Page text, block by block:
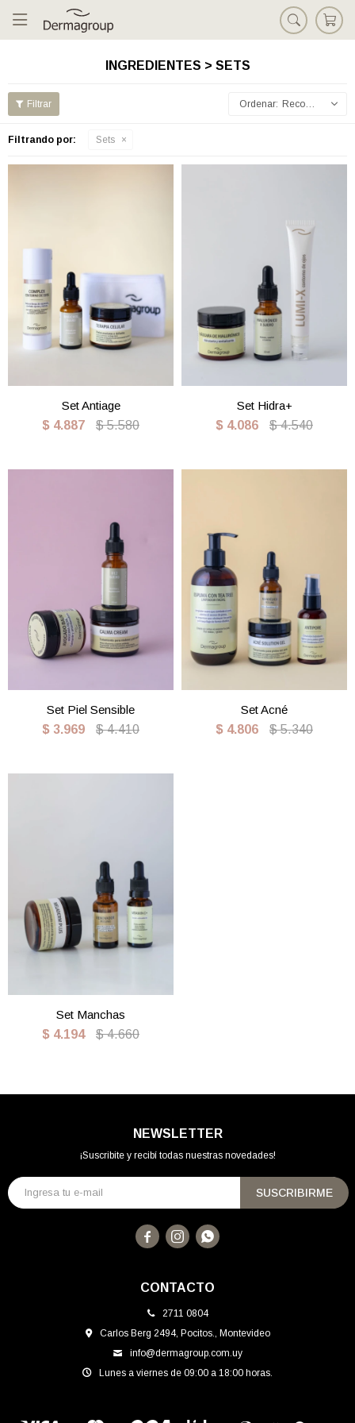

INGREDIENTES > SETS
Recomendados
Filtrando por: Sets
Set Antiage
$ 4.887 $ 5.580
Set Hidra+
$ 4.086 $ 4.540
Set Piel Sensible
$ 3.969 $ 4.410
Set Acné
$ 4.806 $ 5.340
Set Manchas
$ 4.194 $ 4.660
CONTACTO
2711 0804
Carlos Berg 2494, Pocitos., Montevideo
info@dermagroup.com.uy
Lunes a viernes de 09:00 a 18:00 horas.
NEWSLETTER
¡Suscribite y recibí todas nuestras novedades!
SUSCRIBIRME
  